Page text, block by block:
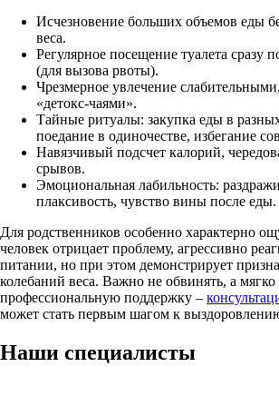
Исчезновение больших объемов еды
веса.
Регулярное посещение туалета сразу
(для вызова рвоты).
Чрезмерное увлечение
«детокс-чаями».
Тайные ритуалы: закупка еды в
поедание в одиночестве, избегание
Навязчивый подсчет калорий,
срывов.
Эмоциональная лабильность:
плаксивость, чувство вины после еды.
Для родственников особенно характерно
человек отрицает проблему, агрессивно
питании, но при этом демонстрирует
колебаний веса. Важно не обвинять, а
профессиональную поддержку –
может стать первым шагом к
Наши специалисты